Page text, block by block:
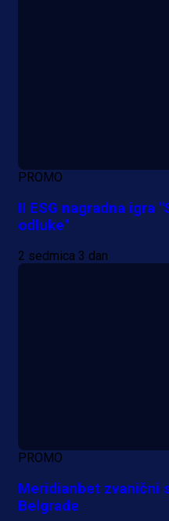
PROMO
II ESG nagradna igra
odluke"
2 sedmica 3 dan
PROMO
Meridianbet zvanični
Belgrade